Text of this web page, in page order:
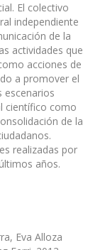
El colectivo
independiente
de la
actividades que
acciones de
a promover el
escenarios
científico como
de la
realizadas por
años.
Eva Alloza